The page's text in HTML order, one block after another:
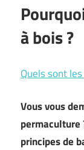
à bois ?
Quels sont
Vous vous
permaculture
principes de